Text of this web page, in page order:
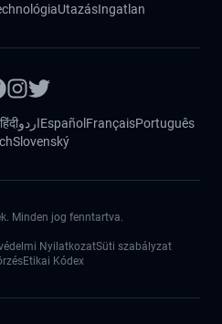
UtazásIngatlan
हिंदीاردوEspañol FrançaisPortuguês
Slovenský
Minden jog fenntartva.
NyilatkozatSüti szabályzat
Etikai Kódex